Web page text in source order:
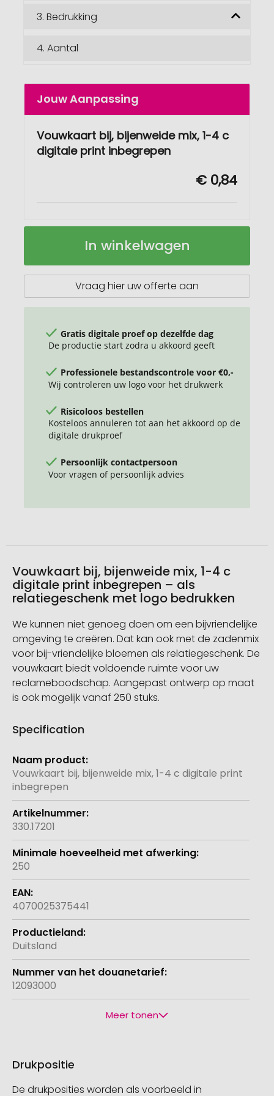
3. Bedrukking
4. Aantal
Jouw Aanpassing
Vouwkaart bij, bijenweide mix, 1-4 c
digitale print inbegrepen
€ 0,84
Vouwkaart
Op
In winkelwagen
Vraag hier uw offerte aan
Gratis digitale proef op dezelfde dag
De productie start zodra u akkoord geeft
Professionele bestandscontrole voor €0,-
Wij controleren uw logo voor het drukwerk
Risicoloos bestellen
Kosteloos annuleren tot aan het akkoord op de
digitale drukproef
Persoonlijk contactpersoon
Voor vragen of persoonlijk advies
Vouwkaart bij, bijenweide mix, 1-4 c
digitale print inbegrepen – als
relatiegeschenk met logo bedrukken
We kunnen niet genoeg doen om een bijvriendelijke
omgeving te creëren. Dat kan ook met de zadenmix
voor bij-vriendelijke bloemen als relatiegeschenk. De
vouwkaart biedt voldoende ruimte voor uw
reclameboodschap. Aangepast ontwerp op maat
is ook mogelijk vanaf 250 stuks.
Specification
Meer
informatie
Vouwkaart bij, bijenweide mix, 1-4 c digitale print
inbegrepen
330.17201
250
4070025375441
Duitsland
12093000
Meer tonen
Drukpositie
De drukposities worden als voorbeeld in